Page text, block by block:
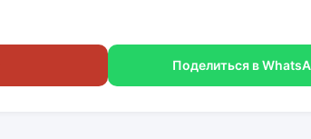
Поделиться в